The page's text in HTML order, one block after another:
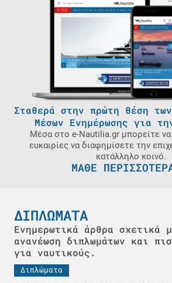
Σταθερά στην πρώτη θέση
Μέσων Ενημέρωσης για
Μέσα στο e-Nautilia.gr μπορείτε
ευκαιρίες να διαφημίσετε την
κατάλληλο κοινό.
ΜΑΘΕ
ΔΙΠΛΩΜΑΤΑ
Ενημερωτικά άρθρα σχετικά
ανανέωση διπλωμάτων και
για ναυτικούς.
Διπλώματα